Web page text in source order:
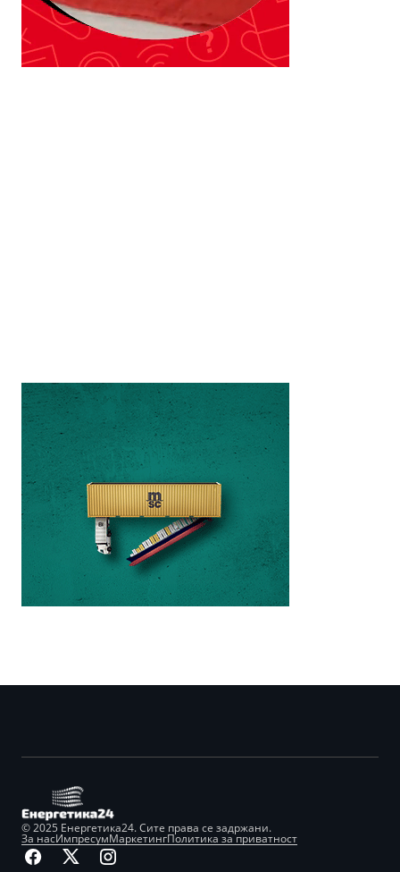
© 2025 Енергетика24. Сите права се задржани.
За насИмпресумМаркетингПолитика за приватност